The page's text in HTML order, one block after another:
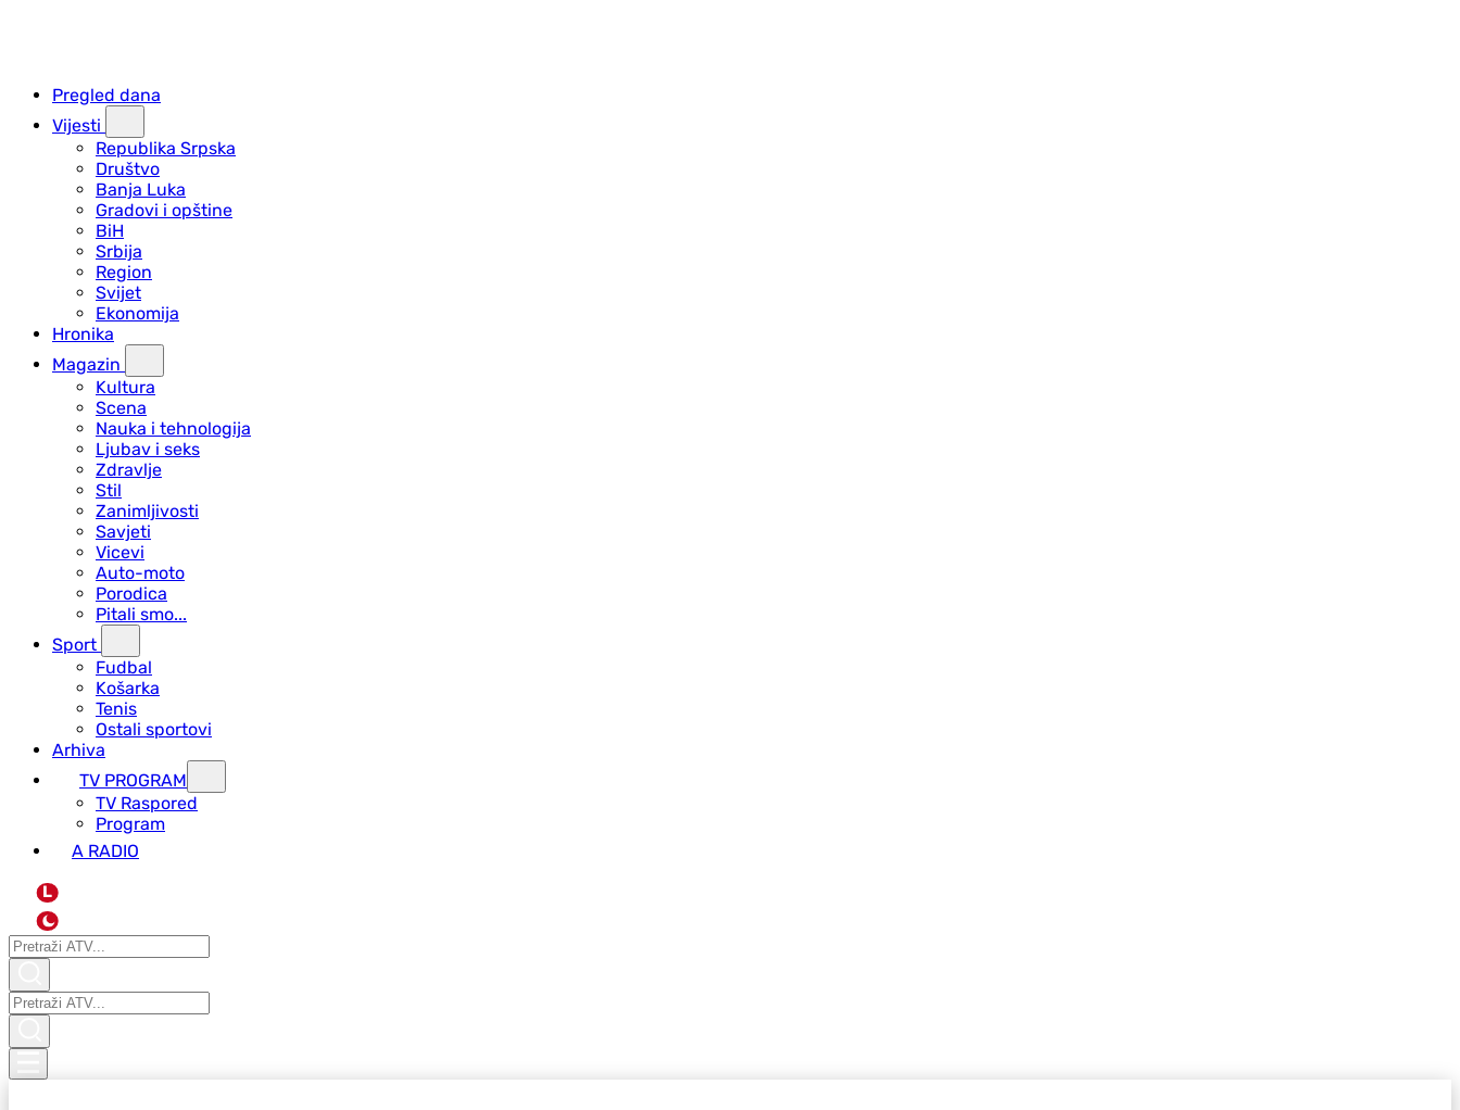
Pregled dana
Vijesti
Republika Srpska
Društvo
Banja Luka
Gradovi i opštine
BiH
Srbija
Region
Svijet
Ekonomija
Hronika
Magazin
Kultura
Scena
Nauka i tehnologija
Ljubav i seks
Zdravlje
Stil
Zanimljivosti
Savjeti
Vicevi
Auto-moto
Porodica
Pitali smo...
Sport
Fudbal
Košarka
Tenis
Ostali sportovi
Arhiva
TV PROGRAM
ТV Raspored
Program
A RADIO
L